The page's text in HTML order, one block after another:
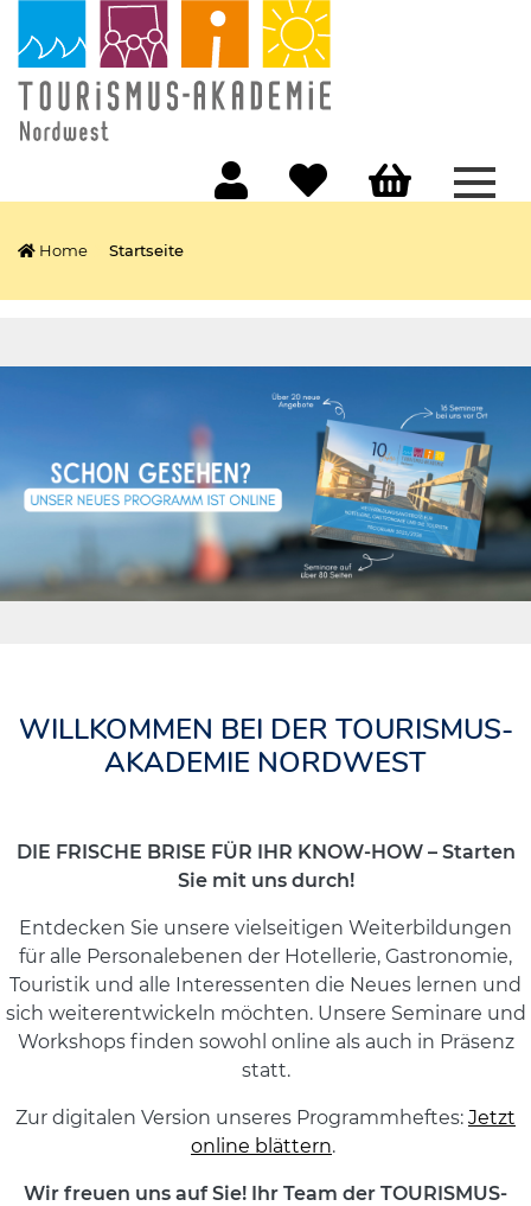
Home Startseite
WILLKOMMEN BEI DER TOURISMUS-
AKADEMIE NORDWEST
DIE FRISCHE BRISE FÜR IHR KNOW-HOW – Starten
Sie mit uns durch!
Entdecken Sie unsere vielseitigen Weiterbildungen
für alle Personalebenen der Hotellerie, Gastronomie,
Touristik und alle Interessenten die Neues lernen und
sich weiterentwickeln möchten. Unsere Seminare und
Workshops finden sowohl online als auch in Präsenz
statt.
Zur digitalen Version unseres Programmheftes: Jetzt
online blättern.
Wir freuen uns auf Sie! Ihr Team der TOURISMUS-